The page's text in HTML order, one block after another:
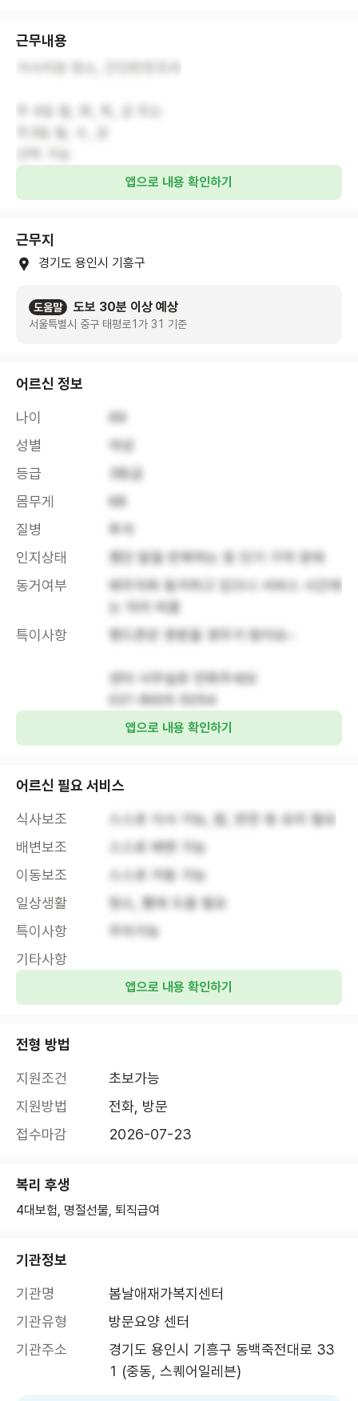
근무내용
앱으로 내용 확인하기
근무지
경기도 용인시 기흥구
도움말 도보 30분 이상 예상
서울특별시 중구 태평로1가 31 기준
어르신 정보
나이
69
성별
여성
등급
3등급
몸무게
68
질병
투석
인지상태
했던 말을 반복하는 등 단기 기억 장애
동거여부
배우자와 동거하고 있으나 서비스 시간에
는 자리 비움
특이사항
핸드폰은 못받을 경우가 많아요~
센터 사무실로 전화주세요
031 8005 5054
앱으로 내용 확인하기
어르신 필요 서비스
식사보조
스스로 식사 가능, 밥, 반찬 등 요리 필요
배변보조
스스로 배변 가능
이동보조
스스로 거동 가능
일상생활
청소, 빨래 도움 필요
특이사항
주차가능
기타사항
앱으로 내용 확인하기
전형 방법
지원조건
초보가능
지원방법
전화, 방문
접수마감
2026-07-23
복리 후생
4대보험, 명절선물, 퇴직급여
기관정보
기관명
봄날애재가복지센터
기관유형
방문요양 센터
기관주소
경기도 용인시 기흥구 동백죽전대로 33
1 (중동, 스퀘어일레븐)